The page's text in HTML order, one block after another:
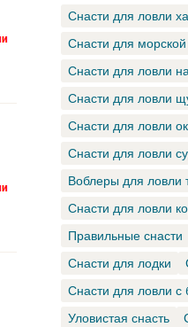
Снасти для ловли
Снасти для
Снасти для ловли
Снасти для ловли
Снасти для ловли
Снасти для ловли
Воблеры для ловли
Снасти для ловли
Правильные снасти
Снасти для лодки
Снасти для ловли с
Уловистая снасть